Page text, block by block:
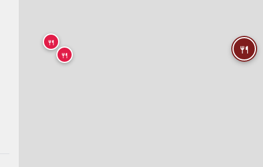
🍴
🍴 🍴